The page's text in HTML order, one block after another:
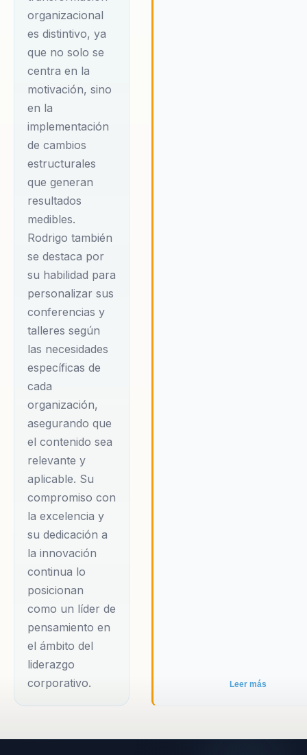
organizacional
es distintivo, ya
que no solo se
centra en la
motivación, sino
en la
implementación
de cambios
estructurales
que generan
resultados
medibles.
Rodrigo también
se destaca por
su habilidad para
personalizar sus
conferencias y
talleres según
las necesidades
específicas de
cada
organización,
asegurando que
el contenido sea
relevante y
aplicable. Su
compromiso con
la excelencia y
su dedicación a
la innovación
continua lo
posicionan
como un líder de
pensamiento en
el ámbito del
liderazgo
corporativo.
Leer más